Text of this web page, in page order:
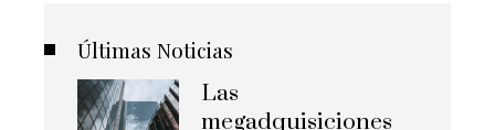
Últimas Noticias
Las
megadquisiciones